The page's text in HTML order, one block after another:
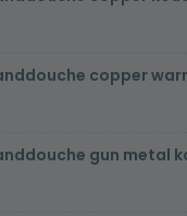
copper
gun metal